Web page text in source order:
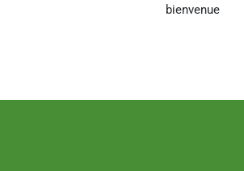
bienvenue